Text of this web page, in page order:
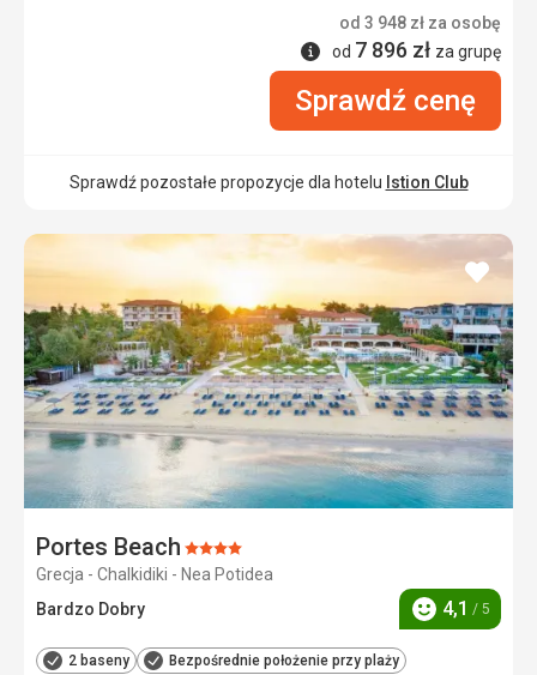
od 3 948 zł za osobę
Informacje
od 7 896 zł za grupę
Sprawdź cenę
Sprawdź pozostałe propozycje dla hotelu Istion Club
Portes Beach Ocena:
4/5
Grecja - Chalkidiki - Nea Potidea
Bardzo Dobry
Ocena
4,1 / 5
2 baseny Bezpośrednie położenie przy plaży
dodaj